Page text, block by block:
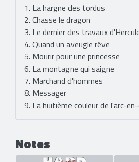
1. La hargne des tordus
2. Chasse le dragon
3. Le dernier des travaux
4. Quand un aveugle rêve
5. Mourir pour une princesse
6. La montagne qui saigne
7. Marchand d'hommes
8. Messager
9. La huitième couleur de l'arc-
Notes